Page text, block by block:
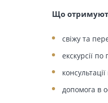
Що
свіжу та
екскурсії
допомога в